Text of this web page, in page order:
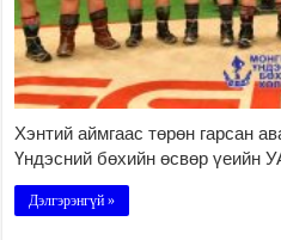
Хэнтий аймгаас төрөн гарсан
Үндэсний бөхийн өсвөр
Дэлгэрэнгүй »